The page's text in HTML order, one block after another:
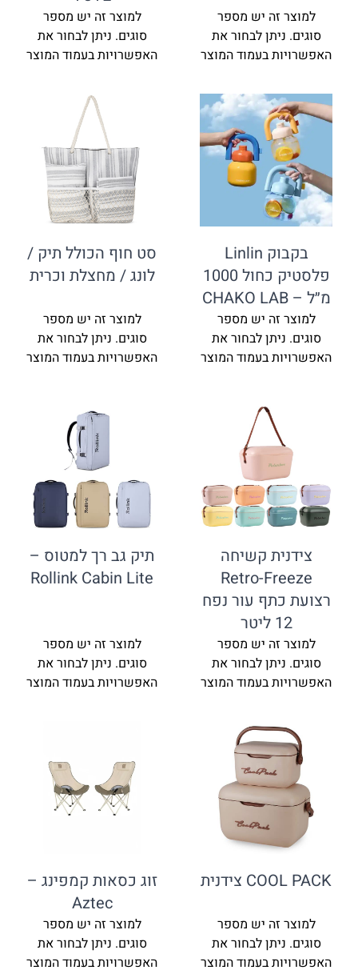
למוצר זה יש מספר
סוגים. ניתן לבחור את
האפשרויות בעמוד המוצר
למוצר זה יש מספר
סוגים. ניתן לבחור את
האפשרויות בעמוד המוצר
בקבוק Linlin
פלסטיק כחול 1000
מ״ל – CHAKO LAB
למוצר זה יש מספר
סוגים. ניתן לבחור את
האפשרויות בעמוד המוצר
סט חוף הכולל תיק /
לונג / מחצלת וכרית
למוצר זה יש מספר
סוגים. ניתן לבחור את
האפשרויות בעמוד המוצר
צידנית קשיחה
Retro-Freeze
רצועת כתף עור נפח
למוצר זה יש מספר
סוגים. ניתן לבחור את
האפשרויות בעמוד המוצר
תיק גב רך למטוס –
Rollink Cabin Lite
למוצר זה יש מספר
סוגים. ניתן לבחור את
האפשרויות בעמוד המוצר
COOL PACK צידנית
למוצר זה יש מספר
סוגים. ניתן לבחור את
האפשרויות בעמוד המוצר
זוג כסאות קמפינג –
Aztec
למוצר זה יש מספר
סוגים. ניתן לבחור את
האפשרויות בעמוד המוצר